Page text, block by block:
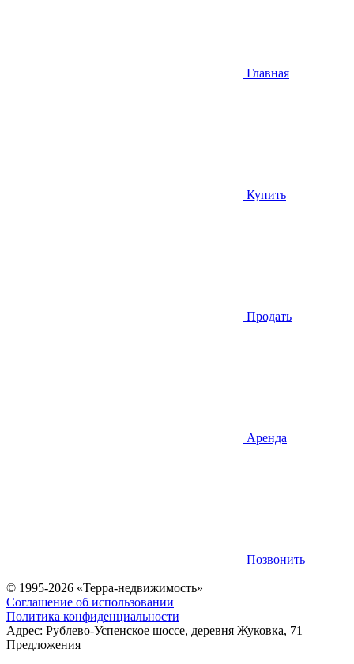
Главная
Купить
Продать
Аренда
Позвонить
© 1995-2026 «Терра-недвижимость»
Соглашение об использовании
Политика конфиденциальности
Адрес: Рублево-Успенское шоссе, деревня Жуковка, 71
Предложения